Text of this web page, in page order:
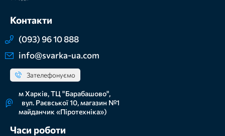
Контакти
(093) 96 10 888
info@svarka-ua.com
Зателефонуємо
м Харків, ТЦ "Барабашово",
вул. Раєвської 10, магазин №1
майданчик «Піротехніка»)
Часи роботи